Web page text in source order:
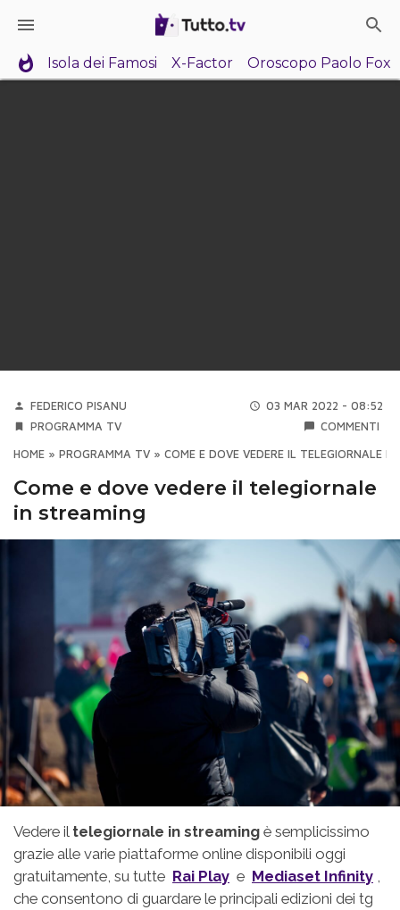
Isola dei Famosi X-Factor Oroscopo Paolo Fox
FEDERICO PISANU
03 MAR 2022 - 08:52
PROGRAMMA TV
COMMENTI
HOME » PROGRAMMA TV » COME E DOVE VEDERE IL TELEGIORNALE
Come e dove vedere il telegiornale
in streaming
Vedere il telegiornale in streaming è semplicissimo
grazie alle varie piattaforme online disponibili oggi
gratuitamente, su tutte Rai Play e Mediaset Infinity
che consentono di guardare le principali edizioni dei tg